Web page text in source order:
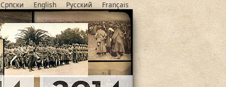
Српски English Русский Français